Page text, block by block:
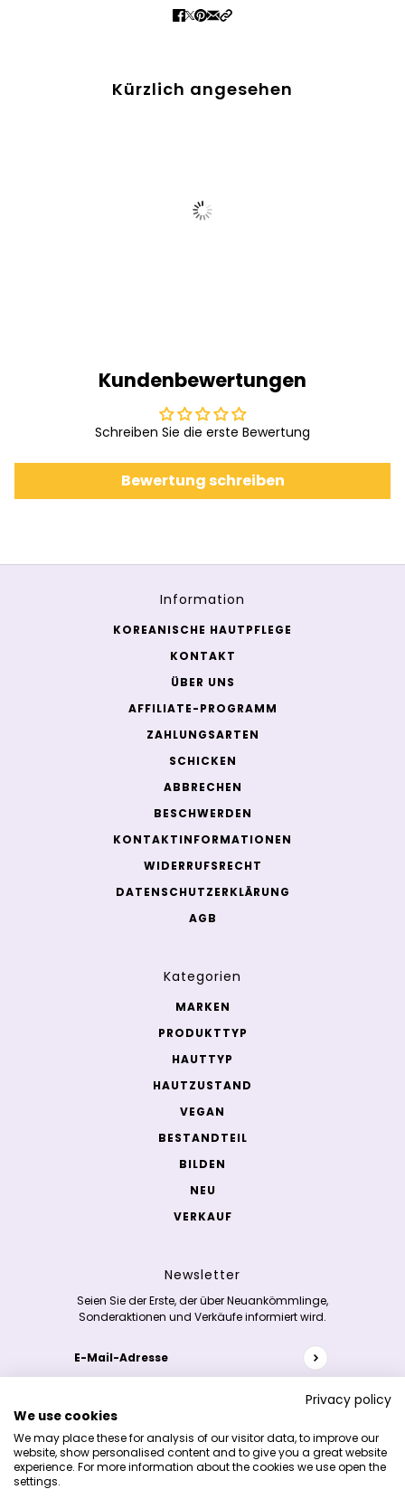
Privacy policy
We use cookies
We may place these for analysis of our visitor data, to improve our
website, show personalised content and to give you a great website
experience. For more information about the cookies we use open the
settings.
Kürzlich angesehen
Kundenbewertungen
Schreiben Sie die erste Bewertung
Bewertung schreiben
Information
KOREANISCHE HAUTPFLEGE
KONTAKT
ÜBER UNS
AFFILIATE-PROGRAMM
ZAHLUNGSARTEN
SCHICKEN
ABBRECHEN
BESCHWERDEN
KONTAKTINFORMATIONEN
WIDERRUFSRECHT
DATENSCHUTZERKLÄRUNG
AGB
Kategorien
MARKEN
PRODUKTTYP
HAUTTYP
HAUTZUSTAND
VEGAN
BESTANDTEIL
BILDEN
NEU
VERKAUF
Newsletter
Seien Sie der Erste, der über Neuankömmlinge,
Sonderaktionen und Verkäufe informiert wird.
E-Mail-Adresse
Diese Website ist durch hCaptcha geschützt und